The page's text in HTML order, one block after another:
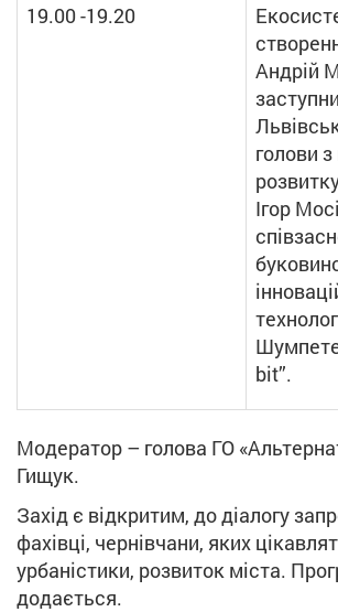
19.00 -19.20
Андрій
голови
Ігор
bit”.
Модератор – голова ГО
Гищук.
Захід є відкритим, до діалогу
фахівці, чернівчани, яких
урбаністики, розвиток міста.
додається.